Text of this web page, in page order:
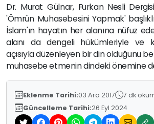
Dr. Murat Gülnar, Furkan Nesli
'Ömrün Muhasebesini Yapmak'
İslam'ın hayatın her alanına nüfuz
alanı da dengeli hükümleriyle ve
açısıyla düzenleyen bir din olduğunu
muhasebe etmenin dindeki önemine
Eklenme Tarihi:03 Ara 2017
7 dk
Güncelleme Tarihi:26 Eyl 2024